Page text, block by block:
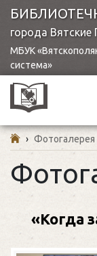
города
МБУК
система»
› Фотогалерея
«Когда